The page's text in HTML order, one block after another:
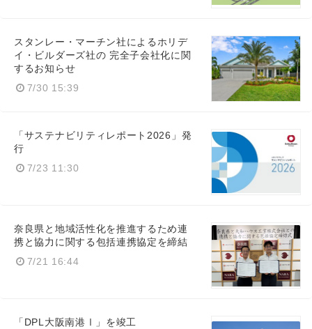
スタンレー・マーチン社によるホリデ
イ・ビルダーズ社の 完全子会社化に関
するお知らせ
7/30 15:39
「サステナビリティレポート2026」発
行
7/23 11:30
奈良県と地域活性化を推進するため連
携と協力に関する包括連携協定を締結
7/21 16:44
「DPL大阪南港Ⅰ」を竣工